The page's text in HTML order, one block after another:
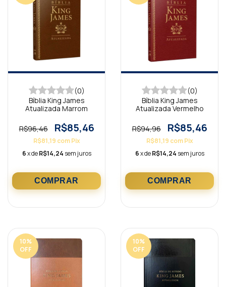
(0)
Bíblia King James
Atualizada Marrom
R$96,46 R$85,46
R$81,19 com Pix
6x deR$14,24 sem juros
(0)
Bíblia King James
Atualizada Vermelho
R$94,96 R$85,46
R$81,19 com Pix
6x deR$14,24 sem juros
10%
OFF
10%
OFF